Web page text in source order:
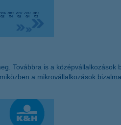
Továbbra is a középvállalkozások
a mikrovállalkozások